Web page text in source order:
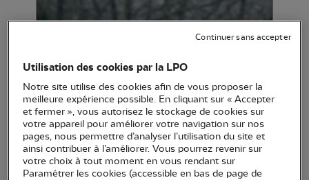
Vache Higlland Cattle © Joeffrey Avenel
Utilisation des cookies par la LPO
Notre site utilise des cookies afin de vous proposer la
meilleure expérience possible. En cliquant sur « Accepter
et fermer », vous autorisez le stockage de cookies sur
votre appareil pour améliorer votre navigation sur nos
pages, nous permettre d’analyser l’utilisation du site et
ainsi contribuer à l’améliorer. Vous pourrez revenir sur
votre choix à tout moment en vous rendant sur
Paramétrer les cookies (accessible en bas de page de
Continuer sans accepter